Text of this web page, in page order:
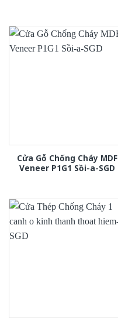
Cửa Gỗ Chống Cháy MDF
Veneer P1G1 Sồi-a-SGD